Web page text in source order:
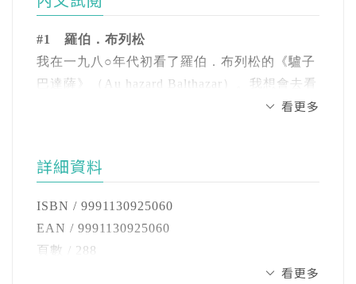
「『藝術千秋，人生朝露。』——坂本先生送
給世人這樣的話語後，就踏上了旅程。而他的
音樂，則離開他暫時棲居的肉體，為了與未來
的聽眾相遇，獲得了新『生命』。」——吉田
眾所周知，2023年3月過世的音樂大師——坂本
龍一，本身是一位極為嗜讀的愛書人，博學的
他閱讀範圍甚廣，從當代哲學到古語研究，甚
至是兒童心理學均有所涉獵。在大塊文化過往
出版的《skmt 坂本龍一是誰》中，就有相當
多的篇幅談論到「教授」自身的閱讀，以及這
臺灣大學中文系、中文所畢業，東京大學亞洲
文化専攻博士課程修畢。現為中日文譯者。近
期譯作有《skmt 坂本龍一是誰》、《先養
狗⋯⋯然後，養了貓。》（大塊）、《臺南日
式建築紀行》（鯨嶼出版）、《日本民藝與手
#7 八大山人
#9 九鬼周造
#14 工藤進
#15 安德烈．塔可夫斯基
#16 橋元淳一郎
#17 奧野健男
#18 侯孝賢
#1 羅伯．布列松
我在一九八○年代初看了羅伯．布列松的《驢子
巴達薩》（Au hazard Balthazar）。我想會去看
的原因，是因為那是演出高達《中國女人》
懂」、「好安靜啊」，而且悲觀的反諷色彩很
看更多
詳細資料
ISBN / 9991130925060
EAN / 9991130925060
頁數 / 288
看更多